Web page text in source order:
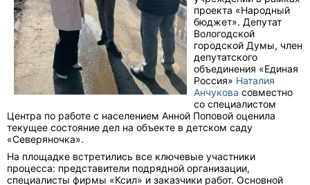
проекта «Народный
бюджет». Депутат
Вологодской
городской Думы, член
депутатского
объединения «Единая
Россия» Наталия
Анчукова совместно
со специалистом
Центра по работе с населением Анной Поповой оценила
текущее состояние дел на объекте в детском саду
«Северяночка».
На площадке встретились все ключевые участники
процесса: представители подрядной организации,
специалисты фирмы «Ксил» и заказчики работ. Основной